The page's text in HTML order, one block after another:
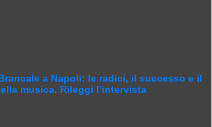
a Napoli: le radici, il successo e il
musica. Rileggi l’intervista